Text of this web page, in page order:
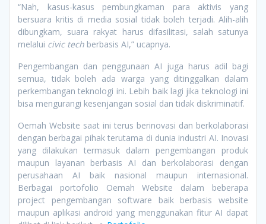
“Nah, kasus-kasus pembungkaman para aktivis yang
bersuara kritis di media sosial tidak boleh terjadi. Alih-alih
dibungkam, suara rakyat harus difasilitasi, salah satunya
melalui civic tech berbasis AI,” ucapnya.
Pengembangan dan penggunaan AI juga harus adil bagi
semua, tidak boleh ada warga yang ditinggalkan dalam
perkembangan teknologi ini. Lebih baik lagi jika teknologi ini
bisa mengurangi kesenjangan sosial dan tidak diskriminatif.
Oemah Website saat ini terus berinovasi dan berkolaborasi
dengan berbagai pihak terutama di dunia industri AI. Inovasi
yang dilakukan termasuk dalam pengembangan produk
maupun layanan berbasis AI dan berkolaborasi dengan
perusahaan AI baik nasional maupun internasional.
Berbagai portofolio Oemah Website dalam beberapa
project pengembangan software baik berbasis website
maupun aplikasi android yang menggunakan fitur AI dapat